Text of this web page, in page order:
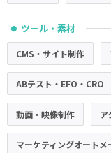
● ツール・素材
CMS・サイト制作
ABテスト・EFO・CRO
動画・映像制作 ア
マーケティングオートメ